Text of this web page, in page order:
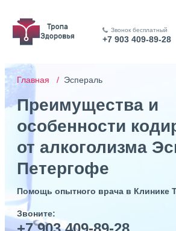
Звонок бесплатный
+7 903 409-89-28
Главная / Эспераль
Преимущества и
особенности
от алкоголизма
Петергофе
Помощь опытного врача в Клинике
Звоните: